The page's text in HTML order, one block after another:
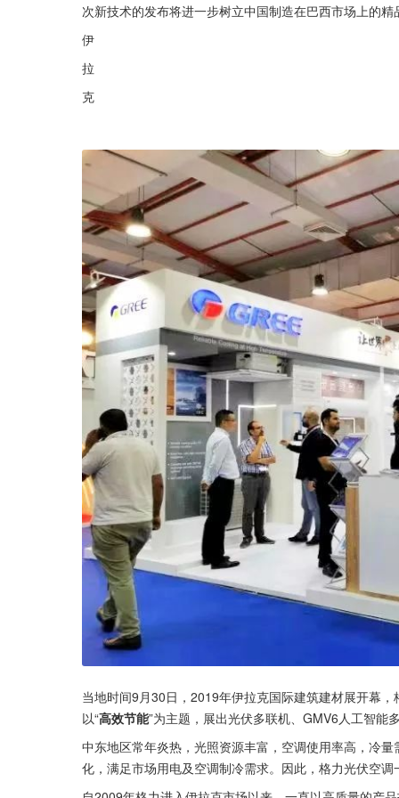
次新技术的发布将进一步树立中国制造在巴西市场上的精
伊
拉
克
当地时间9月30日，2019年伊拉克国际建筑建材展开幕
以“高效节能”为主题，展出光伏多联机、GMV6人工智能
中东地区常年炎热，光照资源丰富，空调使用率高，冷
化，满足市场用电及空调制冷需求。因此，格力光伏空